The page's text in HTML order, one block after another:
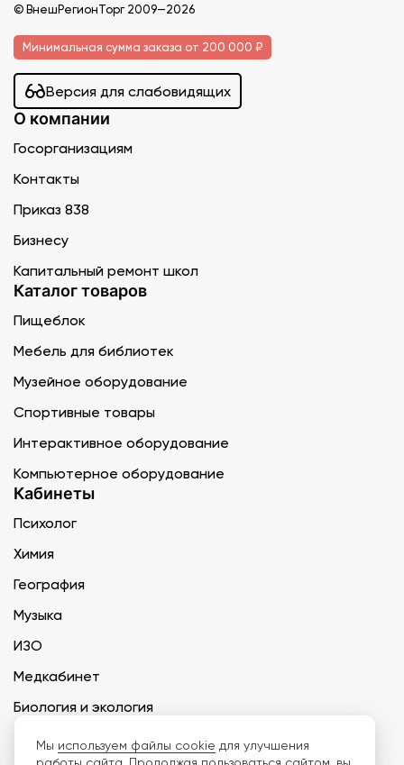
© ВнешРегионТорг 2009—2026
Минимальная сумма заказа от 200 000 ₽
Версия для слабовидящих
О компании
Госорганизациям
Контакты
Приказ 838
Бизнесу
Капитальный ремонт школ
Каталог товаров
Пищеблок
Мебель для библиотек
Музейное оборудование
Спортивные товары
Интерактивное оборудование
Компьютерное оборудование
Кабинеты
Психолог
Химия
География
Музыка
ИЗО
Медкабинет
Биология и экология
Технология
Мы используем файлы cookie для улучшения